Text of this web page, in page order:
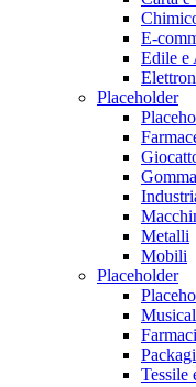
E-
Edile e
Placeholder
Metalli
Mobili
Placeholder
Tessile